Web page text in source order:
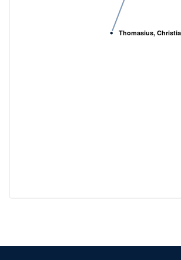
Thomasius,